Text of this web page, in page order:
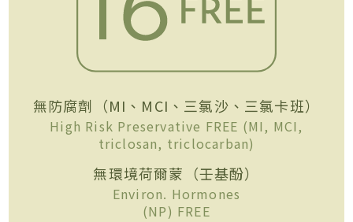
無防腐劑（MI、MCI、三氯沙、三氯卡班）
High Risk Preservative FREE (MI, MCI,
triclosan, triclocarban)
無環境荷爾蒙（壬基酚）
Environ. Hormones
(NP) FREE